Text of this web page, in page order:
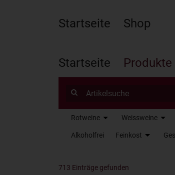
Startseite Shop
Startseite Produkte
Rotweine Weissweine
Alkoholfrei Feinkost
713 Einträge gefunden